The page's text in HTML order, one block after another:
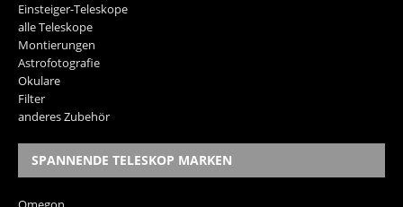
Einsteiger-Teleskope
alle Teleskope
Montierungen
Astrofotografie
Okulare
Filter
anderes Zubehör
SPANNENDE TELESKOP MARKEN